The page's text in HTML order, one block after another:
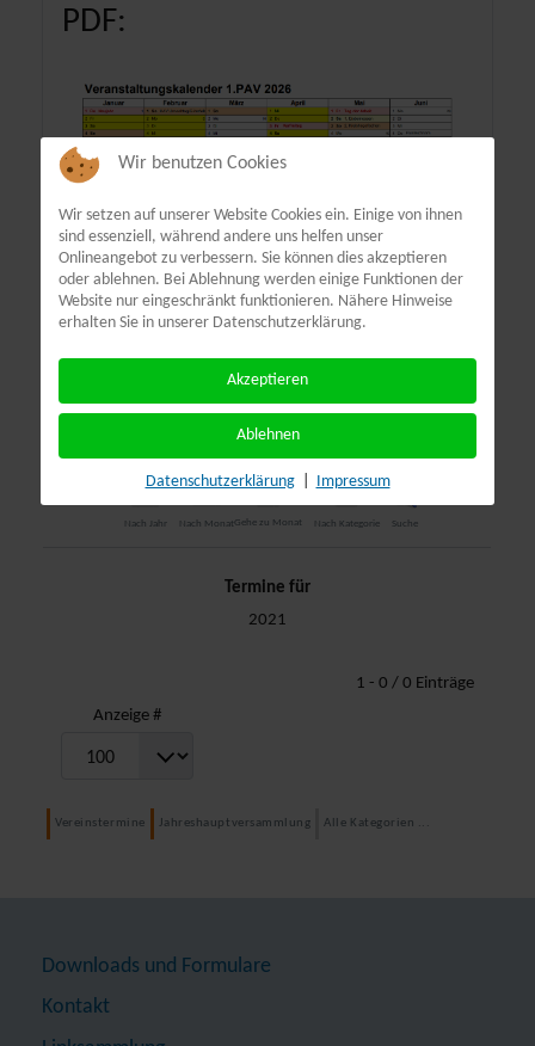
PDF:
Terminübersicht
Nach Jahr Nach MonatGehe zu Monat Nach Kategorie Suche
Termine für
2021
Limite der Paginierungsliste
1 - 0 / 0 Einträge
Anzeige #
Vereinstermine Jahreshauptversammlung Alle Kategorien ...
Downloads und Formulare
Kontakt
Wir benutzen Cookies
Wir setzen auf unserer Website Cookies ein. Einige von ihnen
sind essenziell, während andere uns helfen unser
Onlineangebot zu verbessern. Sie können dies akzeptieren
oder ablehnen. Bei Ablehnung werden einige Funktionen der
Website nur eingeschränkt funktionieren. Nähere Hinweise
erhalten Sie in unserer Datenschutzerklärung.
Akzeptieren
Ablehnen
Datenschutzerklärung Impressum